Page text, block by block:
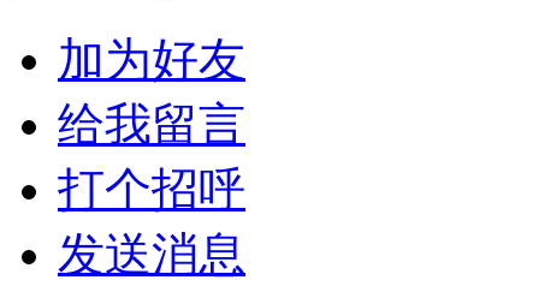
加为好友
给我留言
打个招呼
发送消息